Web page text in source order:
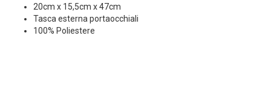
20cm x 15,5cm x 47cm
Tasca esterna portaocchiali
100% Poliestere